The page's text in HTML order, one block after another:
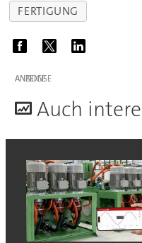
FERTIGUNG
ANZEIGE
Auch